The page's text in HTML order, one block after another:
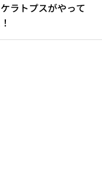
ケラトプスがやって